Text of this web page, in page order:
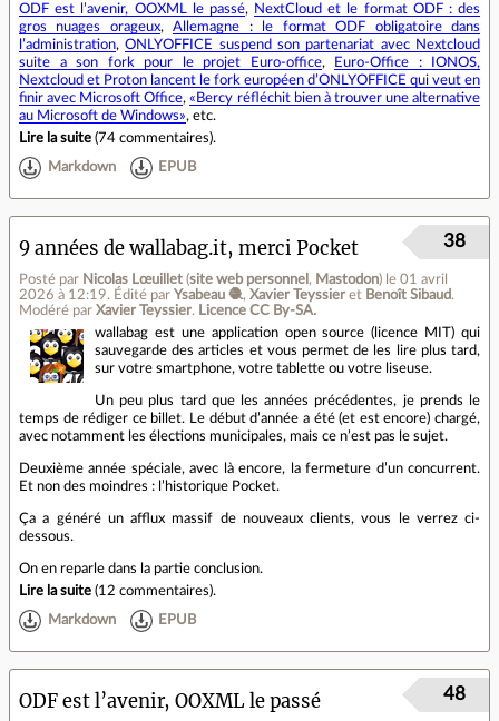
ODF est l’avenir, OOXML le passé,
NextCloud et le format ODF : des
gros nuages orageux,Allemagne : le format ODF obligatoire dans
l’administration,ONLYOFFICE suspend son partenariat avec Nextcloud
suite a son fork pour le projet Euro-office,
Euro-Office : IONOS,
Nextcloud et Proton lancent le fork européen d’ONLYOFFICE qui veut en
finir avec Microsoft Office,«Bercy réfléchit bien à trouver une alternative
au Microsoft de Windows», etc.
Lire la suite (74 commentaires).
Markdown EPUB
9 années de wallabag.it, merci Pocket
Posté par Nicolas Lœuillet (site web personnel , Mastodon) le 01 avril
2026 à 12:19. Édité par Ysabeau 🧶, Xavier Teyssier et Benoît Sibaud.
Modéré par Xavier Teyssier. Licence CC By‑SA.
38
wallabag est une application open source (licence MIT) qui
sauvegarde des articles et vous permet de les lire plus tard,
sur votre smartphone, votre tablette ou votre liseuse.
Un peu plus tard que les années précédentes, je prends le
temps de rédiger ce billet. Le début d’année a été (et est encore) chargé,
avec notamment les élections municipales, mais ce n’est pas le sujet.
Deuxième année spéciale, avec là encore, la fermeture d’un concurrent.
Et non des moindres : l’historique Pocket.
Ça a généré un afflux massif de nouveaux clients, vous le verrez ci-
dessous.
On en reparle dans la partie conclusion.
Lire la suite (12 commentaires).
Markdown EPUB
ODF est l’avenir, OOXML le passé 48